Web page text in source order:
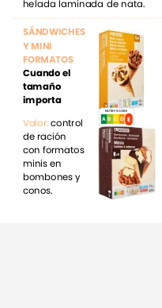
Valor:control
deración
con formatos
minisen
bombones y
conos.
helada laminada de nata.
SÁNDWICHES
YMINI
FORMATOS
Cuandoel
tamaño
importa
A B D E
C
NUTRI-SCORE
E